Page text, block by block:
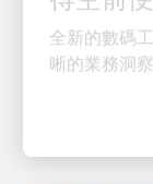
全新的數碼
晰的業務洞